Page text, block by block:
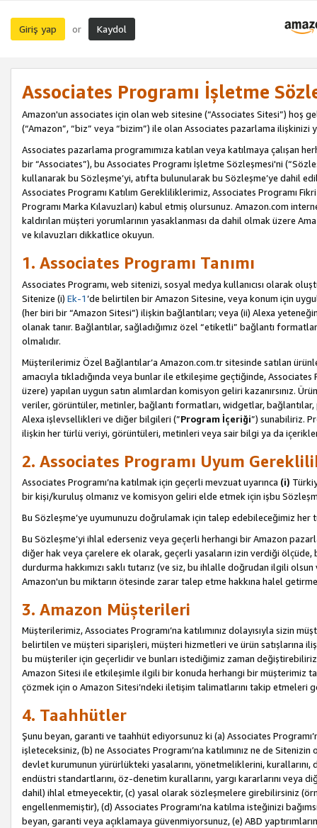
Giriş yap or Kaydol
Associates Programı İşletme
Amazon'un associates için olan web sitesine (“Associates Sitesi”) hoş
(“Amazon”, “biz” veya “bizim”) ile olan Associates pazarlama ilişkinizi
Associates pazarlama programımıza katılan veya katılmaya çalışan
bir “Associates”), bu Associates Programı İşletme Sözleşmesi'ni
kullanarak bu Sözleşme’yi, atıfta bulunularak bu Sözleşme’ye dahil
Associates Programı Katılım Gerekliliklerimiz, Associates Programı
Programı Marka Kılavuzları) kabul etmiş olursunuz. Amazon.com
kaldırılan müşteri yorumlarının yasaklanması da dahil olmak üzere
ve kılavuzları dikkatlice okuyun.
1. Associates Programı Tanımı
Associates Programı, web sitenizi, sosyal medya kullanıcısı olarak
Sitenize (i) Ek-1’de belirtilen bir Amazon Sitesine, veya konum için
(her biri bir “Amazon Sitesi”) ilişkin bağlantıları; veya (ii) Alexa
olanak tanır. Bağlantılar, sağladığımız özel “etiketli” bağlantı
olmalıdır.
Müşterilerimiz Özel Bağlantılar’a Amazon.com.tr sitesinde satılan
amacıyla tıkladığında veya bunlar ile etkileşime geçtiğinde,
üzere) yapılan uygun satın alımlardan komisyon geliri kazanırsınız.
veriler, görüntüler, metinler, bağlantı formatları, widgetlar,
Alexa işlevsellikleri ve diğer bilgileri (”Program İçeriği”) sunabiliriz.
ilişkin her türlü veriyi, görüntüleri, metinleri veya sair bilgi ya da içerikleri
2. Associates Programı Uyum
Associates Programı’na katılmak için geçerli mevzuat uyarınca (i)
bir kişi/kuruluş olmanız ve komisyon geliri elde etmek için işbu
Bu Sözleşme’ye uyumunuzu doğrulamak için talep edebileceğimiz
Bu Sözleşme’yi ihlal ederseniz veya geçerli herhangi bir Amazon
diğer hak veya çarelere ek olarak, geçerli yasaların izin verdiği
durdurma hakkımızı saklı tutarız (ve siz, bu ihlalle doğrudan ilgili
Amazon'un bu miktarın ötesinde zarar talep etme hakkına halel
3. Amazon Müşterileri
Müşterilerimiz, Associates Programı’na katılımınız dolayısıyla sizin
belirtilen ve müşteri siparişleri, müşteri hizmetleri ve ürün satışlarına
bu müşteriler için geçerlidir ve bunları istediğimiz zaman
Amazon Sitesi ile etkileşimle ilgili bir konuda herhangi bir müşterimiz
çözmek için o Amazon Sitesi’ndeki iletişim talimatlarını takip etmeleri
4. Taahhütler
Şunu beyan, garanti ve taahhüt ediyorsunuz ki (a) Associates
işleteceksiniz, (b) ne Associates Programı’na katılımınız ne de
devlet kurumunun yürürlükteki yasalarını, yönetmeliklerini,
endüstri standartlarını, öz-denetim kurallarını, yargı kararlarını
dahil) ihlal etmeyecektir, (c) yasal olarak sözleşmelere girebilirsiniz
engellenmemiştir), (d) Associates Programı’na katılma isteğinizi
beyan, garanti veya açıklamaya güvenmiyorsunuz, (e) ABD